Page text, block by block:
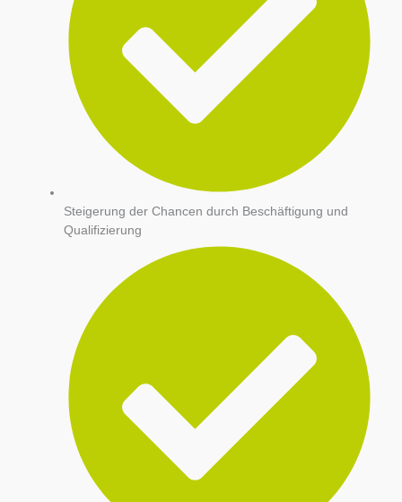
Steigerung der Chancen durch Beschäftigung und
Qualifizierung